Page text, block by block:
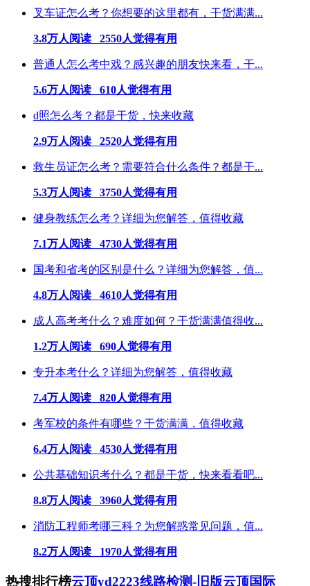
叉车证怎么考？你想要的这里都有，干货满满...
3.8万人阅读 2550人觉得有用
普通人怎么考中戏？感兴趣的朋友快来看，干...
5.6万人阅读 610人觉得有用
d照怎么考？都是干货，快来收藏
2.9万人阅读 2520人觉得有用
救生员证怎么考？需要符合什么条件？都是干...
5.3万人阅读 3750人觉得有用
健身教练怎么考？详细为您解答，值得收藏
7.1万人阅读 4730人觉得有用
国考和省考的区别是什么？详细为您解答，值...
4.8万人阅读 4610人觉得有用
成人高考考什么？难度如何？干货满满值得收...
1.2万人阅读 690人觉得有用
专升本考什么？详细为您解答，值得收藏
7.4万人阅读 820人觉得有用
考军校的条件有哪些？干货满满，值得收藏
6.4万人阅读 4530人觉得有用
公共基础知识考什么？都是干货，快来看看吧...
8.8万人阅读 3960人觉得有用
消防工程师考哪三科？为您解惑常见问题，值...
8.2万人阅读 1970人觉得有用
热搜排行榜云顶yd2223线路检测-旧版云顶国际